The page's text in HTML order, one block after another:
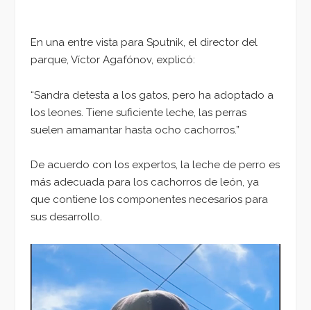
En una entre vista para Sputnik, el director del
parque, Víctor Agafónov, explicó:
“Sandra detesta a los gatos, pero ha adoptado a
los leones. Tiene suficiente leche, las perras
suelen amamantar hasta ocho cachorros.”
De acuerdo con los expertos, la leche de perro es
más adecuada para los cachorros de león, ya
que contiene los componentes necesarios para
sus desarrollo.
Reproductor
vídeo